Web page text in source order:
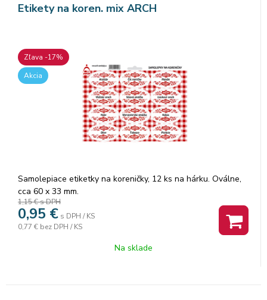
Etikety na koren. mix ARCH
Zľava -17%
Akcia
Samolepiace etiketky na koreničky, 12 ks na hárku. Oválne,
cca 60 x 33 mm.
1,15 €s DPH
0,95 € s DPH / KS
0,77 € bez DPH / KS
Na sklade